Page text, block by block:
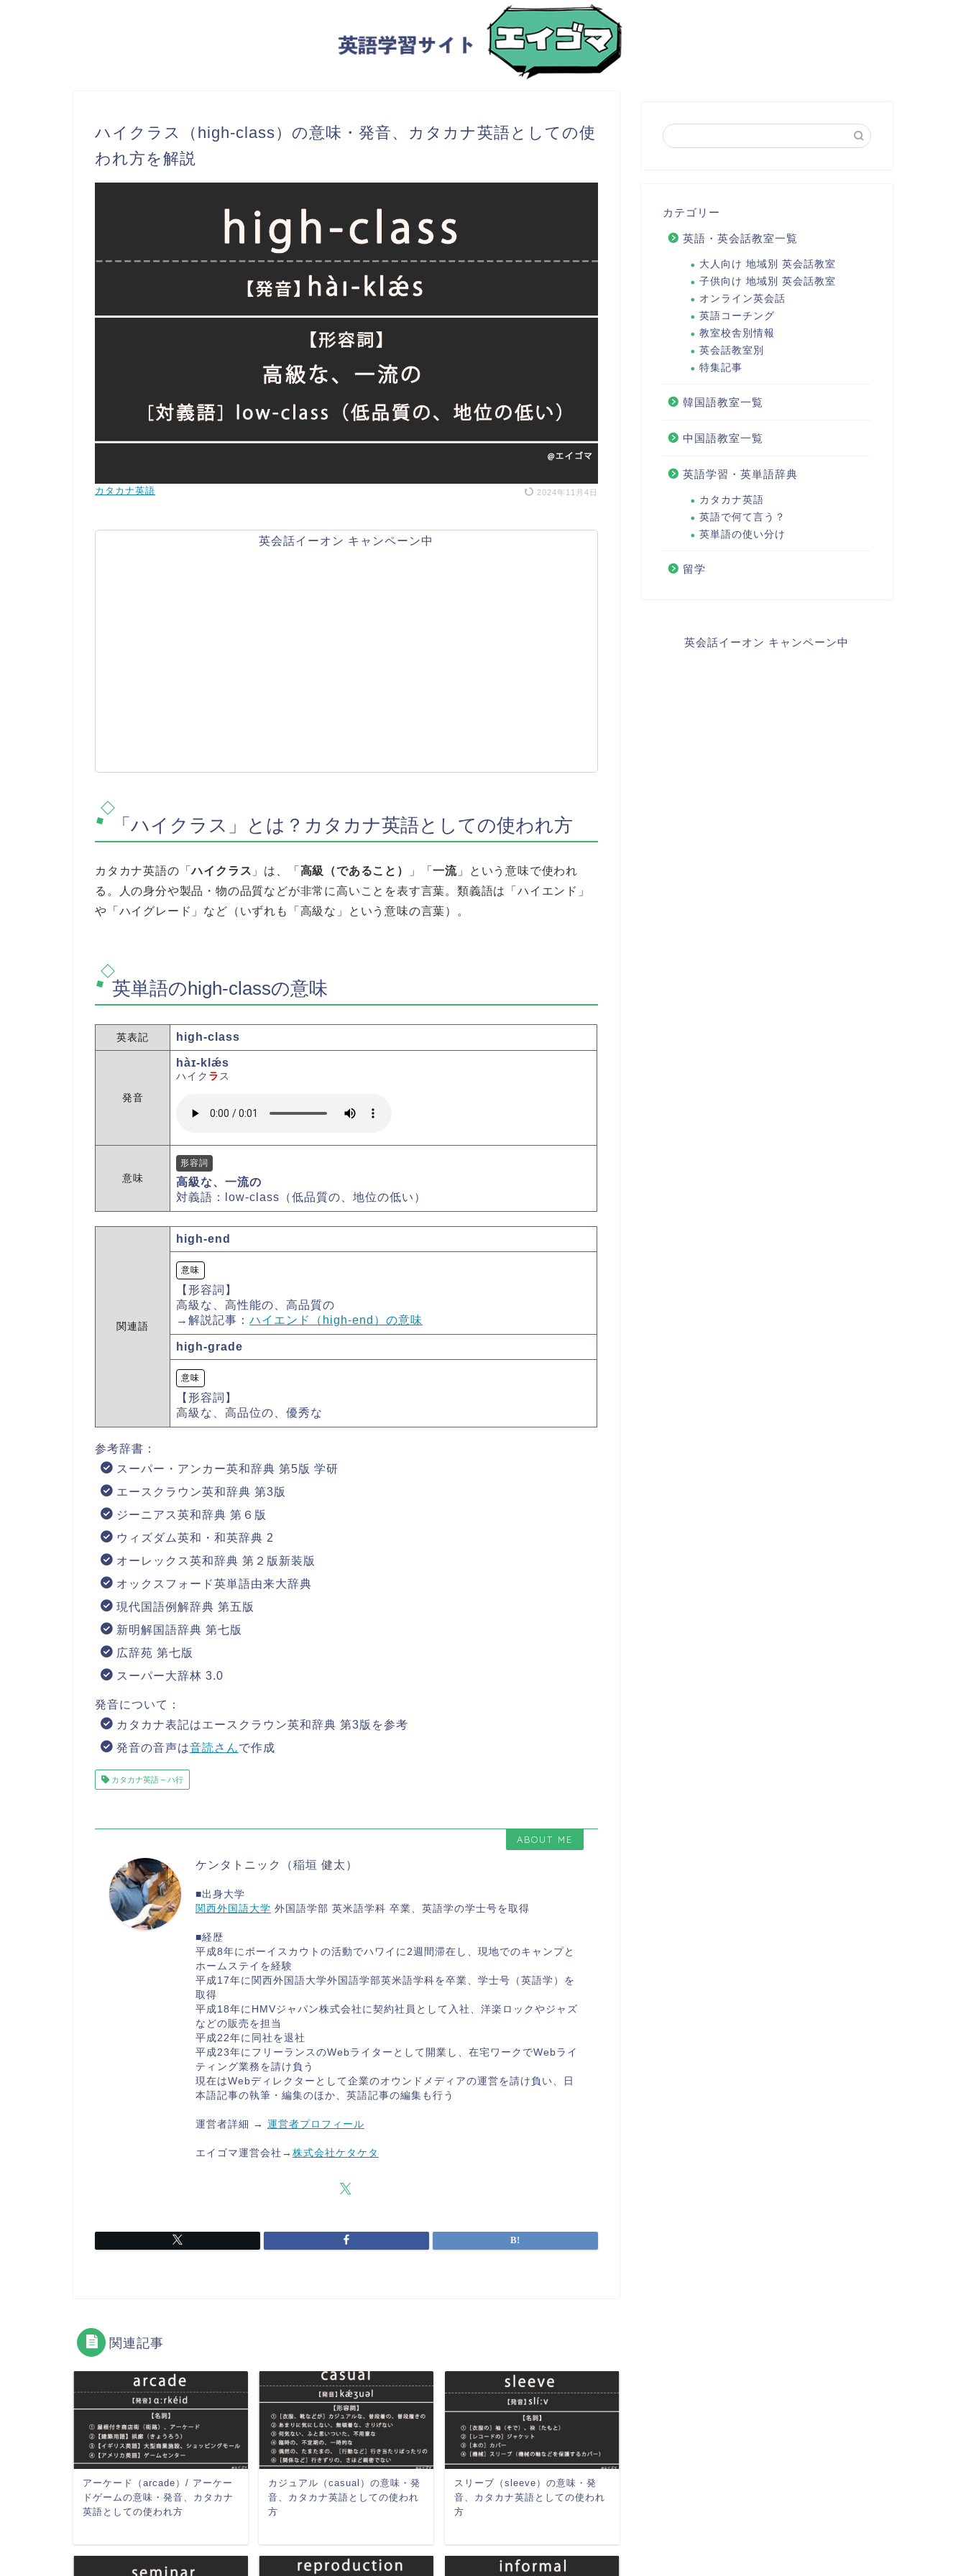
ハイクラス（high-class）の意味・発音、カタカナ英語としての使
われ方を解説
2024年11月4日
カタカナ英語
英会話イーオン キャンペーン中
「ハイクラス」とは？カタカナ英語としての使われ方
カタカナ英語の「ハイクラス 」は、「 高級（であること） 」「一流 」という意味で使われ
る。人の身分や製品・物の品質などが非常に高いことを表す言葉。類義語は「ハイエンド」
や「ハイグレード」など（いずれも「高級な」という意味の言葉）。
英単語のhigh-classの意味
英表記 high-class
発音
hàɪ-klǽs
ハイク ラ ス
意味
形容詞
高級な、一流の
対義語：low-class（低品質の、地位の低い）
関連語
high-end
意味
【形容詞】
高級な、高性能の、高品質の
→解説記事： ハイエンド（high-end）の意味
high-grade
意味
【形容詞】
高級な、高品位の、優秀な
参考辞書：
スーパー・アンカー英和辞典 第5版 学研
エースクラウン英和辞典 第3版
ジーニアス英和辞典 第６版
ウィズダム英和・和英辞典 2
オーレックス英和辞典 第２版新装版
オックスフォード英単語由来大辞典
現代国語例解辞典 第五版
新明解国語辞典 第七版
広辞苑 第七版
スーパー大辞林 3.0
発音について：
カタカナ表記はエースクラウン英和辞典 第3版を参考
発音の音声は音読さんで作成
カタカナ英語 – ハ行
ABOUT ME
ケンタトニック（稲垣 健太）
■出身大学
関西外国語大学 外国語学部 英米語学科 卒業、英語学の学士号を取得
■経歴
平成8年にボーイスカウトの活動でハワイに2週間滞在し、現地でのキャンプと
ホームステイを経験
平成17年に関西外国語大学外国語学部英米語学科を卒業、学士号（英語学）を
取得
平成18年にHMVジャパン株式会社に契約社員として入社、洋楽ロックやジャズ
などの販売を担当
平成22年に同社を退社
平成23年にフリーランスのWebライターとして開業し、在宅ワークでWebライ
ティング業務を請け負う
現在はWebディレクターとして企業のオウンドメディアの運営を請け負い、日
本語記事の執筆・編集のほか、英語記事の編集も行う
運営者詳細 → 運営者プロフィール
エイゴマ運営会社→ 株式会社ケタケタ
関連記事
アーケード（arcade）/ アーケー
ドゲームの意味・発音、カタカナ
英語としての使われ方
カジュアル（casual）の意味・発
音、カタカナ英語としての使われ
方
スリーブ（sleeve）の意味・発
音、カタカナ英語としての使われ
方
カテゴリー
英語・英会話教室一覧
大人向け 地域別 英会話教室
子供向け 地域別 英会話教室
オンライン英会話
英語コーチング
教室校舎別情報
英会話教室別
特集記事
韓国語教室一覧
中国語教室一覧
英語学習・英単語辞典
カタカナ英語
英語で何て言う？
英単語の使い分け
留学
英会話イーオン キャンペーン中